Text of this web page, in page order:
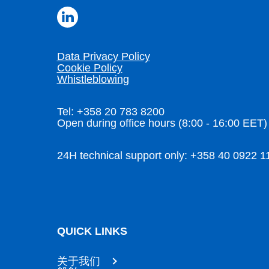
Data Privacy Policy
Cookie Policy
Whistleblowing
Tel: +358 20 783 8200
Open during office hours (8:00 - 16:00 EET)
24H technical support only: +358 40 0922
QUICK LINKS
关于我们